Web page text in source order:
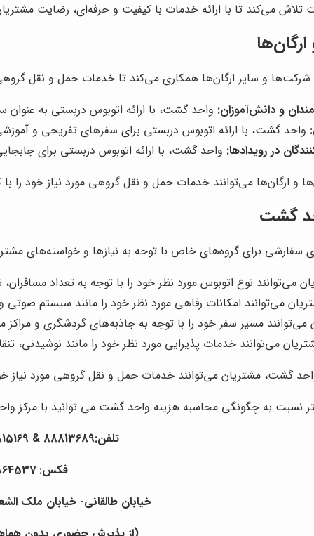
تلاش می‌کند تا با ارائه خدمات با کیفیت و حرفه‌ای، رضایت
و سایر ارگان‌ها همکاری می‌کند تا خدمات حمل و نقل
و دانش‌آموزان: واحد گشت، با ارائه اتوبوس دربستی به
واحد گشت، با ارائه اتوبوس دربستی برای سفرهای تفریحی و
در رویدادها: واحد گشت، با ارائه اتوبوس دربستی برای
و ارگان‌ها می‌توانند خدمات حمل و نقل گروهی مورد نیاز خود را
گشت
برای گروه‌های خاص با توجه به نیازها و خواسته‌های
می‌توانند نوع اتوبوس مورد نظر خود را با توجه به تعداد
می‌توانند امکانات رفاهی مورد نظر خود را مانند سیستم
می‌توانند مسیر سفر خود را با توجه به جاذبه‌های گردشگری و مراکز
می‌توانند خدمات پذیرایی مورد نظر خود را مانند نوشیدنی،
گشت، مشتریان می‌توانند خدمات حمل و نقل گروهی مورد نیاز
نسبت به چگونگی محاسبه هزینه واحد گشت می توانید با مرکز
تلفن:88813689 & 88815169 (24 ساعته)
فکس: 88864537
خیابان طالقانی- خیابان ملک الشعراء